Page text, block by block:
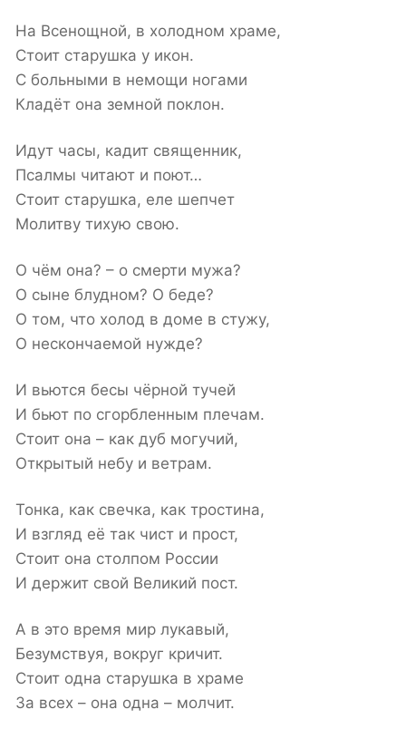
На Всенощной, в холодном храме,
Стоит старушка у икон.
С больными в немощи ногами
Кладёт она земной поклон.
Идут часы, кадит священник,
Псалмы читают и поют…
Стоит старушка, еле шепчет
Молитву тихую свою.
О чём она? – о смерти мужа?
О сыне блудном? О беде?
О том, что холод в доме в стужу,
О нескончаемой нужде?
И вьются бесы чёрной тучей
И бьют по сгорбленным плечам.
Стоит она – как дуб могучий,
Открытый небу и ветрам.
Тонка, как свечка, как тростина,
И взгляд её так чист и прост,
Стоит она столпом России
И держит свой Великий пост.
А в это время мир лукавый,
Безумствуя, вокруг кричит.
Стоит одна старушка в храме
За всех – она одна – молчит.